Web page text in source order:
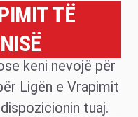
TË
keni nevojë për
Ligën e Vrapimit
tuaj.